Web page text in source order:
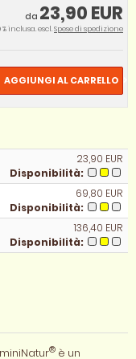
da 23,90 EUR
% inclusa. escl.Spese di spedizione
AGGIUNGI AL CARRELLO
23,90 EUR
Disponibilità:
69,80 EUR
Disponibilità:
136,40 EUR
Disponibilità:
® è un